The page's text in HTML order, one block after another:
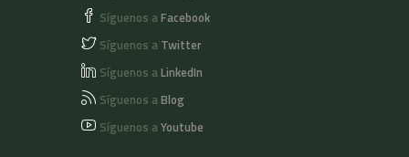
Síguenos aFacebook
Síguenos a Twitter
Síguenos aLinkedIn
Síguenos aBlog
Síguenos aYoutube